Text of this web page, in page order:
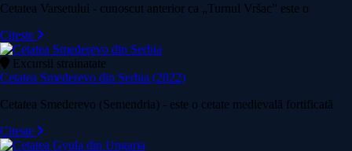
Cetatea Varsetului - cunoscut anterior ca „Turnul Vršac” este o
Citeste
Excursii strainatate
Cetatea Smederevo din Serbia (2022)
Cetatea Smederevo (Semendria) - este o cetate medievală fortificată
Citeste